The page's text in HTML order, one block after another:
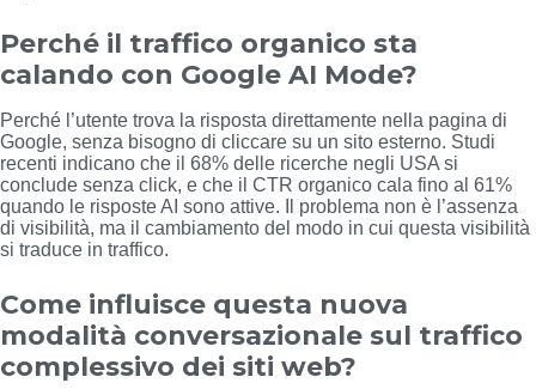
Perché il traffico organico sta
calando con Google AI Mode?
Perché l’utente trova la risposta direttamente nella pagina di
Google, senza bisogno di cliccare su un sito esterno. Studi
recenti indicano che il 68% delle ricerche negli USA si
conclude senza click, e che il CTR organico cala fino al 61%
quando le risposte AI sono attive. Il problema non è l’assenza
di visibilità, ma il cambiamento del modo in cui questa visibilità
si traduce in traffico.
Come influisce questa nuova
modalità conversazionale sul traffico
complessivo dei siti web?